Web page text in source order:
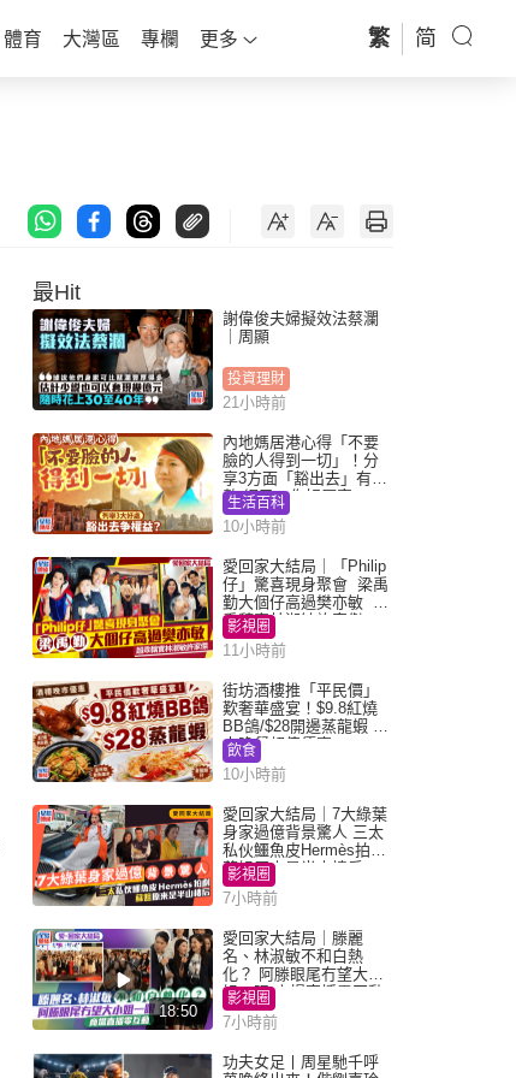
體育 大灣區 專欄 更多 繁 简
最Hit
謝偉俊夫婦擬效法蔡瀾
｜周顯
投資理財
21小時前
內地媽居港心得「不要
臉的人得到一切」！分
享3方面「豁出去」有著
數 網民：你好厲害
生活百科
10小時前
愛回家大結局｜「Philip
仔」驚喜現身聚會 梁禹
勤大個仔高過樊亦敏 超
乖黐實林淑敏許家傑
影視圈
11小時前
街坊酒樓推「平民價」
歎奢華盛宴！$9.8紅燒
BB鴿/$28開邊蒸龍蝦 3
大晚餐超值優惠
飲食
10小時前
愛回家大結局｜7大綠葉
身家過億背景驚人 三太
私伙鱷魚皮Hermès拍劇
蘇姐原來是半山樓后
影視圈
7小時前
18:50
愛回家大結局｜滕麗
名、林淑敏不和白熱
化？ 阿滕眼尾冇望大小
姐一眼 商場直播零互動
影視圈
7小時前
功夫女足丨周星馳千呼